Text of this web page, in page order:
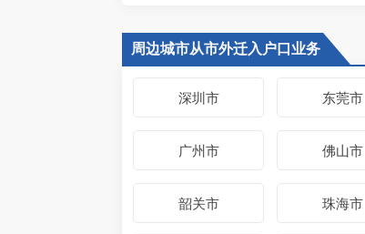
周边城市从市外迁入户口业务
深圳市 东莞市
广州市 佛山市
韶关市 珠海市